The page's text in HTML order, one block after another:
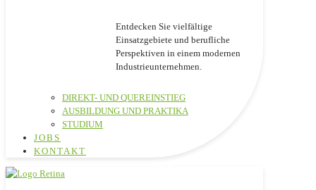
Entdecken Sie vielfältige
Einsatzgebiete und berufliche
Perspektiven in einem modernen
Industrieunternehmen.
DIREKT- UND QUEREINSTIEG
AUSBILDUNG UND PRAKTIKA
STUDIUM
JOBS
KONTAKT